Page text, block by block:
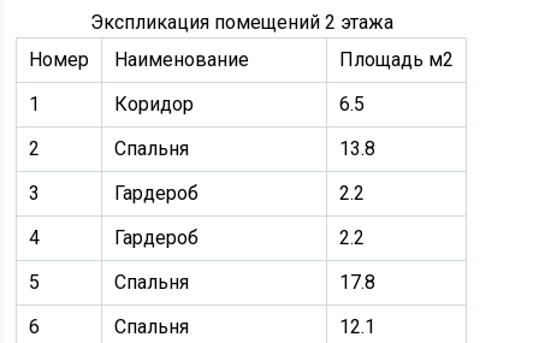
Экспликация помещений 2 этажа
Номер
Наименование
Площадь м2
1
Коридор
6.5
2
Спальня
13.8
3
Гардероб
2.2
4
Гардероб
2.2
5
Спальня
17.8
6
Спальня
12.1